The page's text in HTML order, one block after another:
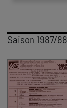
Saison 1987/88